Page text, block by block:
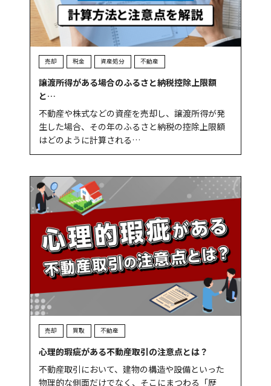
売却 税金 資産処分 不動産
譲渡所得がある場合のふるさと納税控除上限額
と…
不動産や株式などの資産を売却し、譲渡所得が発
生した場合、その年のふるさと納税の控除上限額
はどのように計算される…
売却 買取 不動産
心理的瑕疵がある不動産取引の注意点とは？
不動産取引において、建物の構造や設備といった
物理的な側面だけでなく、そこにまつわる「歴